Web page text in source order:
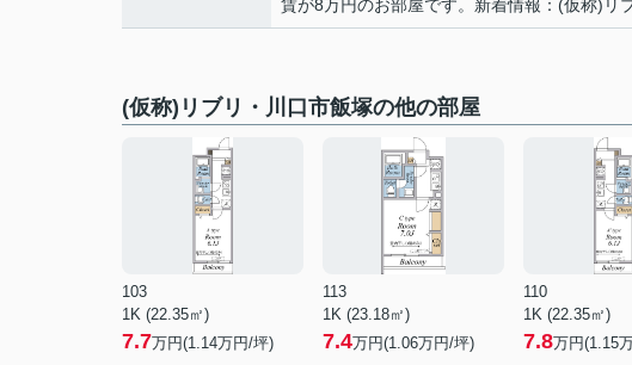
賃が8万円のお部屋です。新着情報：(仮称)リ
(仮称)リブリ・川口市飯塚の他の部屋
103
1K (22.35㎡)
7.7万円(1.14万円/坪)
113
1K (23.18㎡)
7.4万円(1.06万円/坪)
110
1K (22.35㎡)
7.8万円(1.15